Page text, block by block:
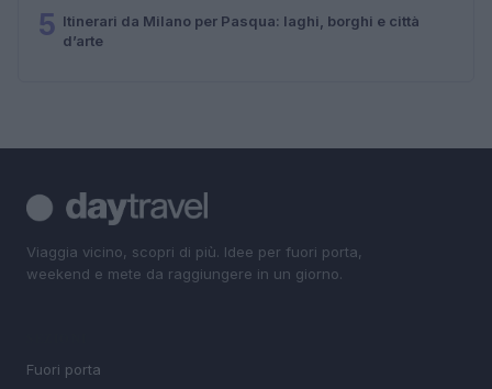
5 Itinerari da Milano per Pasqua: laghi, borghi e città
d’arte
Viaggia vicino, scopri di più. Idee per fuori porta,
weekend e mete da raggiungere in un giorno.
Fuori porta